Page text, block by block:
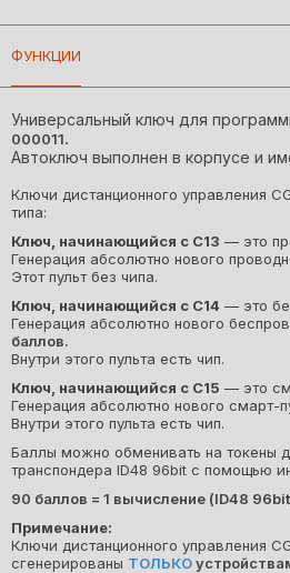
Примерные сроки доставки:
• Беларусь на следующий
• Россия от 2 рабочих дней
(Сроки могут изменяться в
транспортных служб)
• Онлайн-банкинг Visa,
Тинькофф и др.
• Безналичный расчёт для юр.лиц
• ЕРИП онлайн (для Беларуси)
• Наличные — при получении (для
ФУНКЦИИ
Универсальный ключ для
000011.
Автоключ выполнен в корпусе и
Ключи дистанционного управления
типа:
Ключ, начинающийся с C13 — это
Генерация абсолютно нового
Этот пульт без чипа.
Ключ , начинающийся с C14 — это
Генерация абсолютно нового
баллов.
Внутри этого пульта есть чип.
Ключ , начинающийся с C15 — это
Генерация абсолютно нового смарт-
Внутри этого пульта есть чип.
Баллы можно обменивать на токены
транспондера ID48 96bit с помощью
90 баллов = 1 вычисление (ID48
Примечание:
Ключи дистанционного управления
сгенерированы ТОЛЬКО